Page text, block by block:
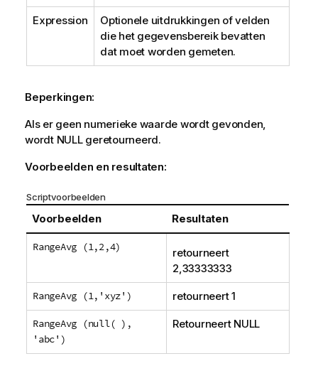
Expression
Optionele uitdrukkingen of velden
die het gegevensbereik bevatten
dat moet worden gemeten.
Beperkingen:
Als er geen numerieke waarde wordt gevonden,
wordt NULLgeretourneerd.
Voorbeelden en resultaten:
Scriptvoorbeelden
Voorbeelden Resultaten
RangeAvg (1,2,4)
retourneert
2,33333333
RangeAvg (1,'xyz') retourneert 1
RangeAvg (null( ),
'abc')
Retourneert NULL